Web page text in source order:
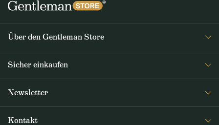
Über den Gentleman Store
Journal
Sicher einkaufen
AGB / Datenschutz
Newsletter
Gentleman Store sowie Nachrichten über neue Produkte und
Kontakt